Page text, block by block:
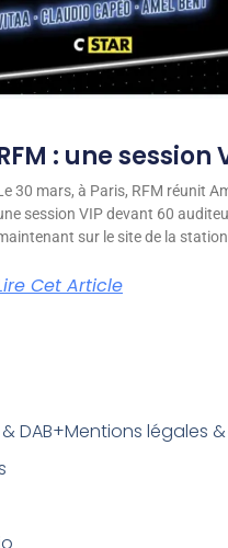
: une session
30 mars, à Paris, RFM réunit
session VIP devant 60
sur le site de la
Cet Article
DAB+Mentions légales &